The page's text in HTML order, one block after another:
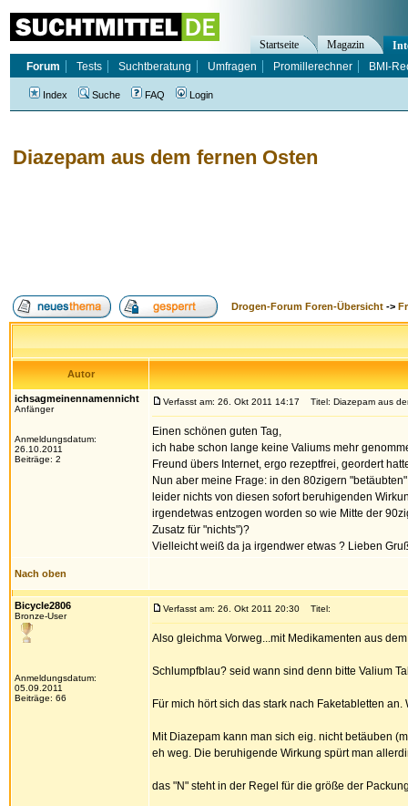
Diazepam aus dem fernen Osten
Drogen-Forum Foren-Übersicht ->
Autor
ichsagmeinennamennicht
Anfänger
Anmeldungsdatum:
26.10.2011
Beiträge: 2
Verfasst am: 26. Okt 2011 14:17 Titel: Diazepam aus
Einen schönen guten Tag,
ich habe schon lange keine Valiums mehr
Freund übers Internet, ergo rezeptfrei, geordert
Nun aber meine Frage: in den 80zigern
leider nichts von diesen sofort beruhigenden
irgendetwas entzogen worden so wie Mitte der
Zusatz für "nichts")?
Vielleicht weiß da ja irgendwer etwas ? Lieben
Nach oben
Bicycle2806
Bronze-User
Anmeldungsdatum:
05.09.2011
Beiträge: 66
Verfasst am: 26. Okt 2011 20:30 Titel:
Also gleichma Vorweg...mit Medikamenten aus
Schlumpfblau? seid wann sind denn bitte Valium
Für mich hört sich das stark nach Faketabletten
Mit Diazepam kann man sich eig. nicht betäuben
eh weg. Die beruhigende Wirkung spürt man
das "N" steht in der Regel für die größe der
Startseite Magazin
Forum
Tests Suchtberatung Umfragen Promillerechner BMI-
Index Suche FAQ Login